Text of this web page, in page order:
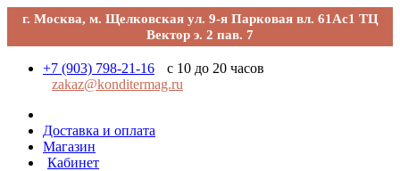
г. Москва, м. Щелковская ул. 9-я Парковая вл. 61Ас1 ТЦ
Вектор э. 2 пав. 7
+7 (903) 798-21-16
с 10 до 20 часов
zakaz@konditermag.ru
Доставка и оплата
Магазин
Кабинет